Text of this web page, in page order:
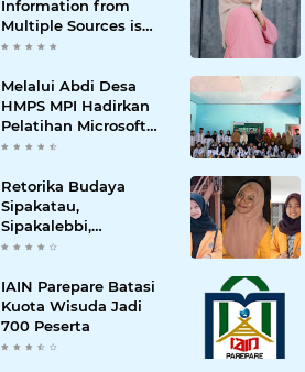
Information from
Multiple Sources is
Important
Melalui Abdi Desa
HMPS MPI Hadirkan
Pelatihan Microsoft
Office
Retorika Budaya
Sipakatau,
Sipakalebbi,
Sipakainge yang
Suku Bugis
IAIN Parepare Batasi
Kuota Wisuda Jadi
700 Peserta